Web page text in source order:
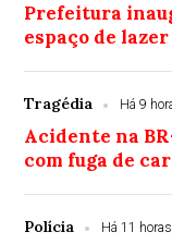
Prefeitura
espaço de
Tragédia Há 9
Acidente na
com fuga de
Polícia Há 11 horas